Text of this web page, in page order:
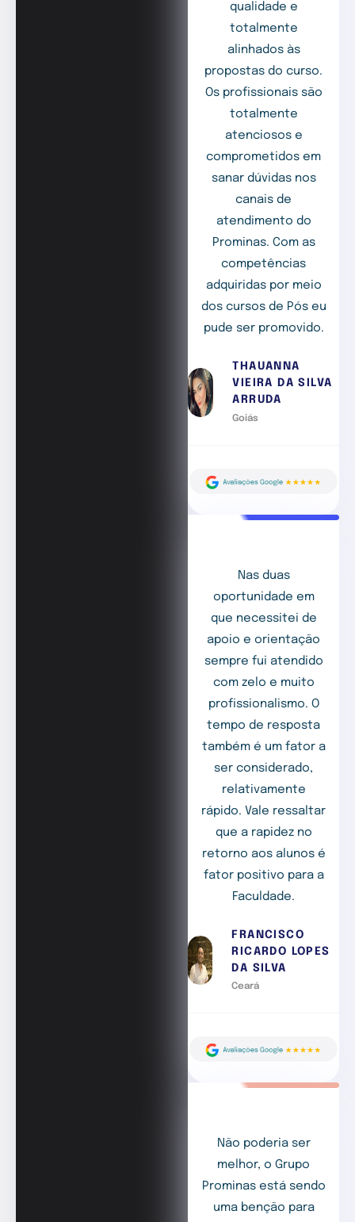
qualidade e
totalmente
alinhados às
propostas do curso.
Os profissionais são
totalmente
atenciosos e
comprometidos em
sanar dúvidas nos
canais de
atendimento do
Prominas. Com as
competências
adquiridas por meio
dos cursos de Pós eu
pude ser promovido.
THAUANNA
VIEIRA DA SILVA
ARRUDA
Goiás
Nas duas
oportunidade em
que necessitei de
apoio e orientação
sempre fui atendido
com zelo e muito
profissionalismo. O
tempo de resposta
também é um fator a
ser considerado,
relativamente
rápido. Vale ressaltar
que a rapidez no
retorno aos alunos é
fator positivo para a
Faculdade.
FRANCISCO
RICARDO LOPES
DA SILVA
Ceará
Não poderia ser
melhor, o Grupo
Prominas está sendo
uma benção para